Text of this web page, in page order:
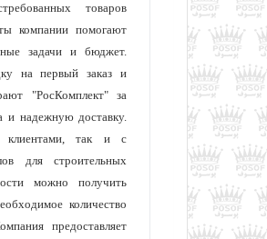
товаров
компании помогают
задачи и бюджет.
на первый заказ и
"РосКомплект" за
и надежную доставку.
клиентами, так и с
для строительных
можно получить
количество
предоставляет